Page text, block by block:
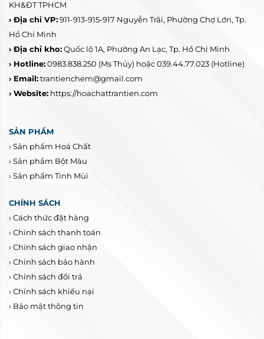
KH&ĐT TPHCM
› Địa chỉ VP:911-913-915-917 Nguyễn Trãi, Phường Chợ Lớn, Tp.
Hồ Chí Minh
› Địa chỉ kho:Quốc lộ 1A, Phường An Lạc, Tp. Hồ Chí Minh
› Hotline: 0983.838.250 (Ms Thủy) hoặc 039.44.77.023(Hotline)
› Email:trantienchem@gmail.com
› Website: https://hoachattrantien.com
SẢN PHẨM
› Sản phẩm Hoá Chất
› Sản phẩm Bột Màu
› Sản phẩm Tinh Mùi
CHÍNH SÁCH
› Cách thức đặt hàng
› Chính sách thanh toán
› Chính sách giao nhận
› Chính sách bảo hành
› Chính sách đổi trả
› Chính sách khiếu nại
› Bảo mật thông tin